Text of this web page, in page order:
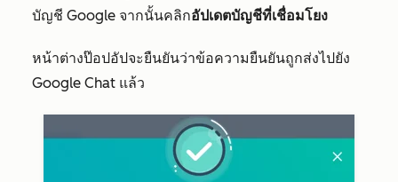
บัญชี Google จากนั้นคลิกอัปเดตบัญชีที่เชื่อมโยง
หน้าต่างป๊อปอัปจะยืนยันว่าข้อความยืนยันถูกส่งไปยัง
Google Chat แล้ว